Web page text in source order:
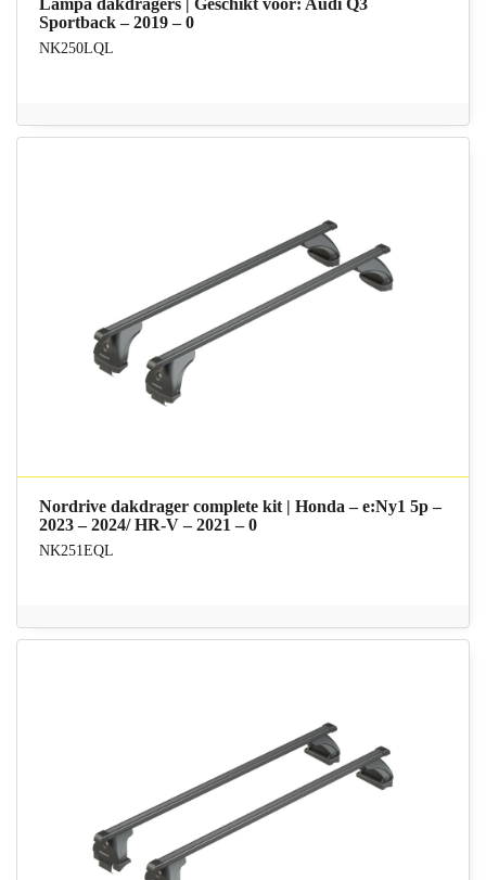
Lampa dakdragers | Geschikt voor: Audi Q3
Sportback – 2019 – 0
NK250LQL
Nordrive dakdrager complete kit | Honda – e:Ny1 5p –
2023 – 2024/ HR-V – 2021 – 0
NK251EQL